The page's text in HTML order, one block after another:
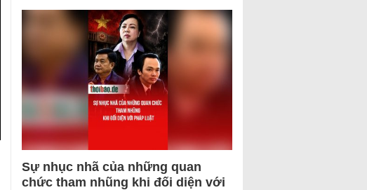
Sự nhục nhã của những quan
chức tham nhũng khi đối diện với